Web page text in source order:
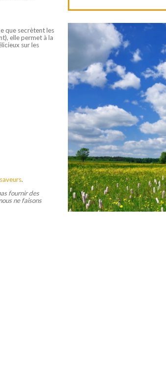
que secrètent les
elle permet à la
sur les
.
fournir des
ne faisons